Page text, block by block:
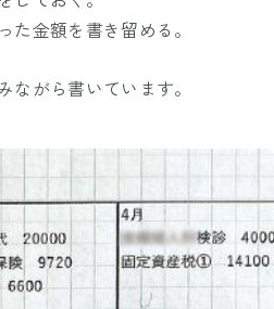
金額を書き留める。
ながら書いています。